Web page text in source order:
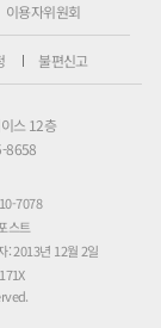
이용자위원회
불편신고
스 12층
8658
7078
스트
: 2013년 12월 2일